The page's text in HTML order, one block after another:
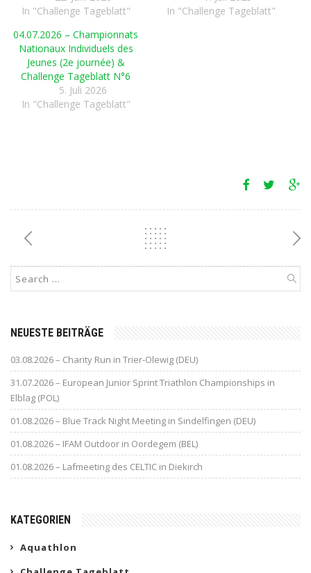
In "Challenge Tageblatt"
In "Challenge Tageblatt"
04.07.2026 – Championnats
Nationaux Individuels des
Jeunes (2e journée) &
Challenge Tageblatt N°6
5. Juli 2026
In "Challenge Tageblatt"
NEUESTE BEITRÄGE
03.08.2026 – Charity Run in Trier-Olewig (DEU)
31.07.2026 – European Junior Sprint Triathlon Championships in
Elblag (POL)
01.08.2026 – Blue Track Night Meeting in Sindelfingen (DEU)
01.08.2026 – IFAM Outdoor in Oordegem (BEL)
01.08.2026 – Lafmeeting des CELTIC in Diekirch
KATEGORIEN
Aquathlon